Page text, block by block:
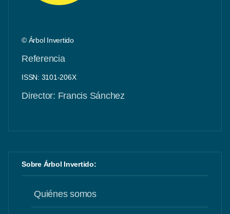
© Árbol Invertido
Referencia
ISSN: 3101-206X
Director: Francis Sánchez
Sobre Árbol Invertido:
Quiénes somos